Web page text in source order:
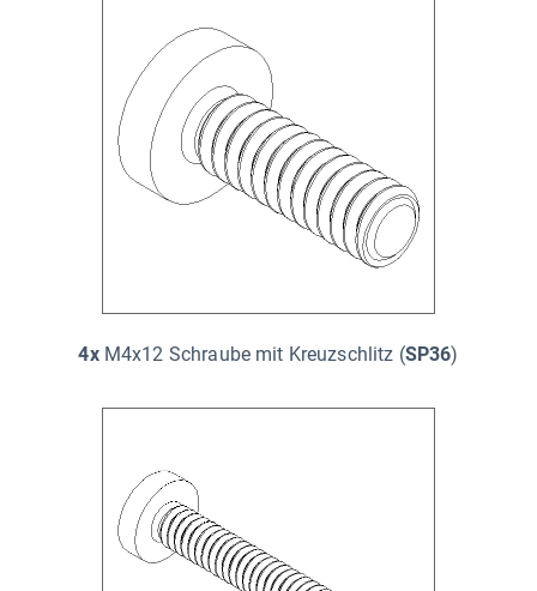
4xM4x12 Schraube mit Kreuzschlitz (SP36)